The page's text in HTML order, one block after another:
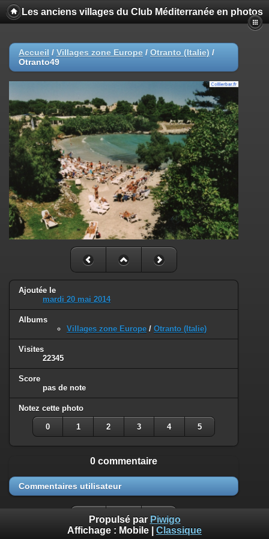
Les anciens villages du Club Méditerranée en photos
Accueil / Villages zone Europe / Otranto (Italie) /
Otranto49
Ajoutée le
mardi 20 mai 2014
Albums
Villages zone Europe / Otranto (Italie)
Visites
22345
Score
pas de note
Notez cette photo
0 1 2 3 4 5
0 commentaire
Commentaires utilisateur
Propulsé par Piwigo
Affichage : Mobile Classique